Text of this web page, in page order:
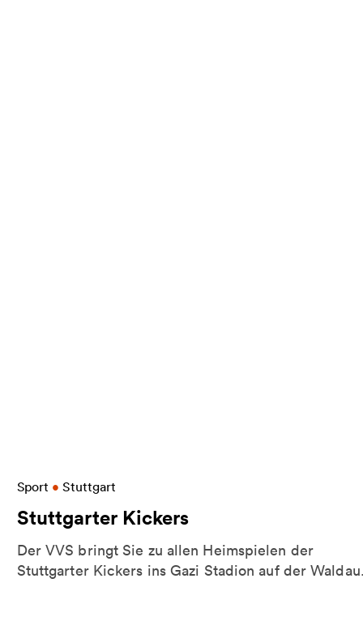
Sport • Stuttgart
Stuttgarter Kickers
Der VVS bringt Sie zu allen Heimspielen der
Stuttgarter Kickers ins Gazi Stadion auf der
Weitere Informationen zu Stuttgarter Kickers